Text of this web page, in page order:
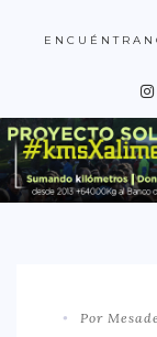
DISTRITO
DISTRITO
DISTRITO
DISTRITO
DISTRITO
Por